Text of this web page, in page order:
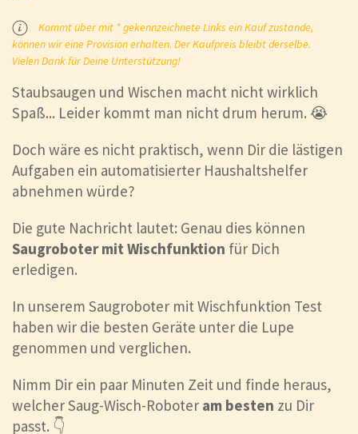
Kommt über mit * gekennzeichnete Links ein Kauf zustande,
können wir eine Provision erhalten. Der Kaufpreis bleibt derselbe.
Vielen Dank für Deine Unterstützung!
Staubsaugen und Wischen macht nicht wirklich
Spaß... Leider kommt man nicht drum herum. 😭
Doch wäre es nicht praktisch, wenn Dir die lästigen
Aufgaben ein automatisierter Haushaltshelfer
abnehmen würde?
Die gute Nachricht lautet: Genau dies können
Saugroboter mit Wischfunktion für Dich
erledigen.
In unserem Saugroboter mit Wischfunktion Test
haben wir die besten Geräte unter die Lupe
genommen und verglichen.
Nimm Dir ein paar Minuten Zeit und finde heraus,
welcher Saug-Wisch-Roboter am besten zu Dir
passt. 👇